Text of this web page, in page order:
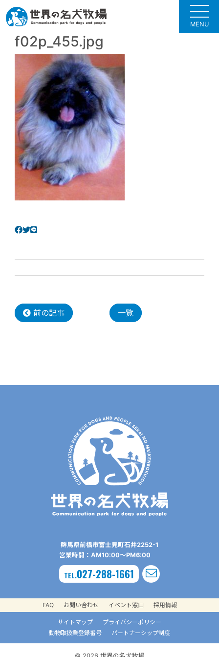
MENU
f02p_455.jpg
前の記事 一覧
群⾺県前橋市富⼠⾒町⽯井2252-1
営業時間：AM10:00〜PM6:00
TEL.027-288-1661
FAQ お問い合わせ イベント窓口 採用情報
サイトマップ
プライバシーポリシー
動物取扱業登録番号
パートナーシップ制度